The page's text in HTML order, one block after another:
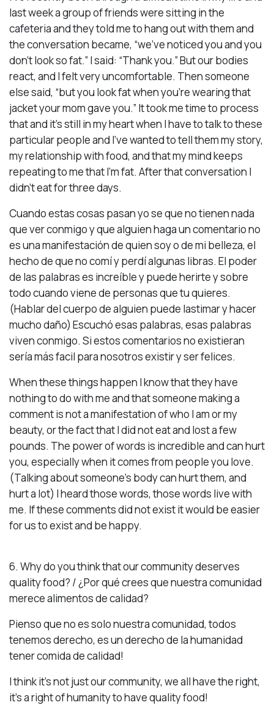
last week a group of friends were sitting in the
cafeteria and they told me to hang out with them and
the conversation became, “we’ve noticed you and you
don’t look so fat.” I said: “Thank you.” But our bodies
react, and I felt very uncomfortable. Then someone
else said, “but you look fat when you’re wearing that
jacket your mom gave you.” It took me time to process
that and it’s still in my heart when I have to talk to these
particular people and I’ve wanted to tell them my story,
my relationship with food, and that my mind keeps
repeating to me that I’m fat. After that conversation I
didn’t eat for three days.
Cuando estas cosas pasan yo se que no tienen nada
que ver conmigo y que alguien haga un comentario no
es una manifestación de quien soy o de mi belleza, el
hecho de que no comí y perdí algunas libras. El poder
de las palabras es increíble y puede herirte y sobre
todo cuando viene de personas que tu quieres.
(Hablar del cuerpo de alguien puede lastimar y hacer
mucho daño) Escuchó esas palabras, esas palabras
viven conmigo. Si estos comentarios no existieran
sería más facil para nosotros existir y ser felices.
When these things happen I know that they have
nothing to do with me and that someone making a
comment is not a manifestation of who I am or my
beauty, or the fact that I did not eat and lost a few
pounds. The power of words is incredible and can hurt
you, especially when it comes from people you love.
(Talking about someone’s body can hurt them, and
hurt a lot) I heard those words, those words live with
me. If these comments did not exist it would be easier
for us to exist and be happy.
6. Why do you think that our community deserves
quality food? / ¿Por qué crees que nuestra comunidad
merece alimentos de calidad?
Pienso que no es solo nuestra comunidad, todos
tenemos derecho, es un derecho de la humanidad
tener comida de calidad!
I think it’s not just our community, we all have the right,
it’s a right of humanity to have quality food!